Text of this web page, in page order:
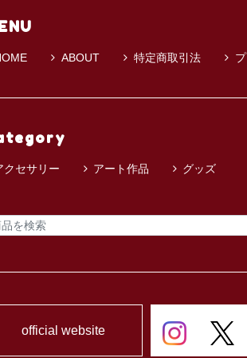
ABOUT 特定商取引法
クセサリー アート作品 グッズ
official website